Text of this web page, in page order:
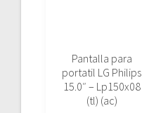
Pantalla para
portatil LG Philips
15.0″ – Lp150x08
(tl) (ac)